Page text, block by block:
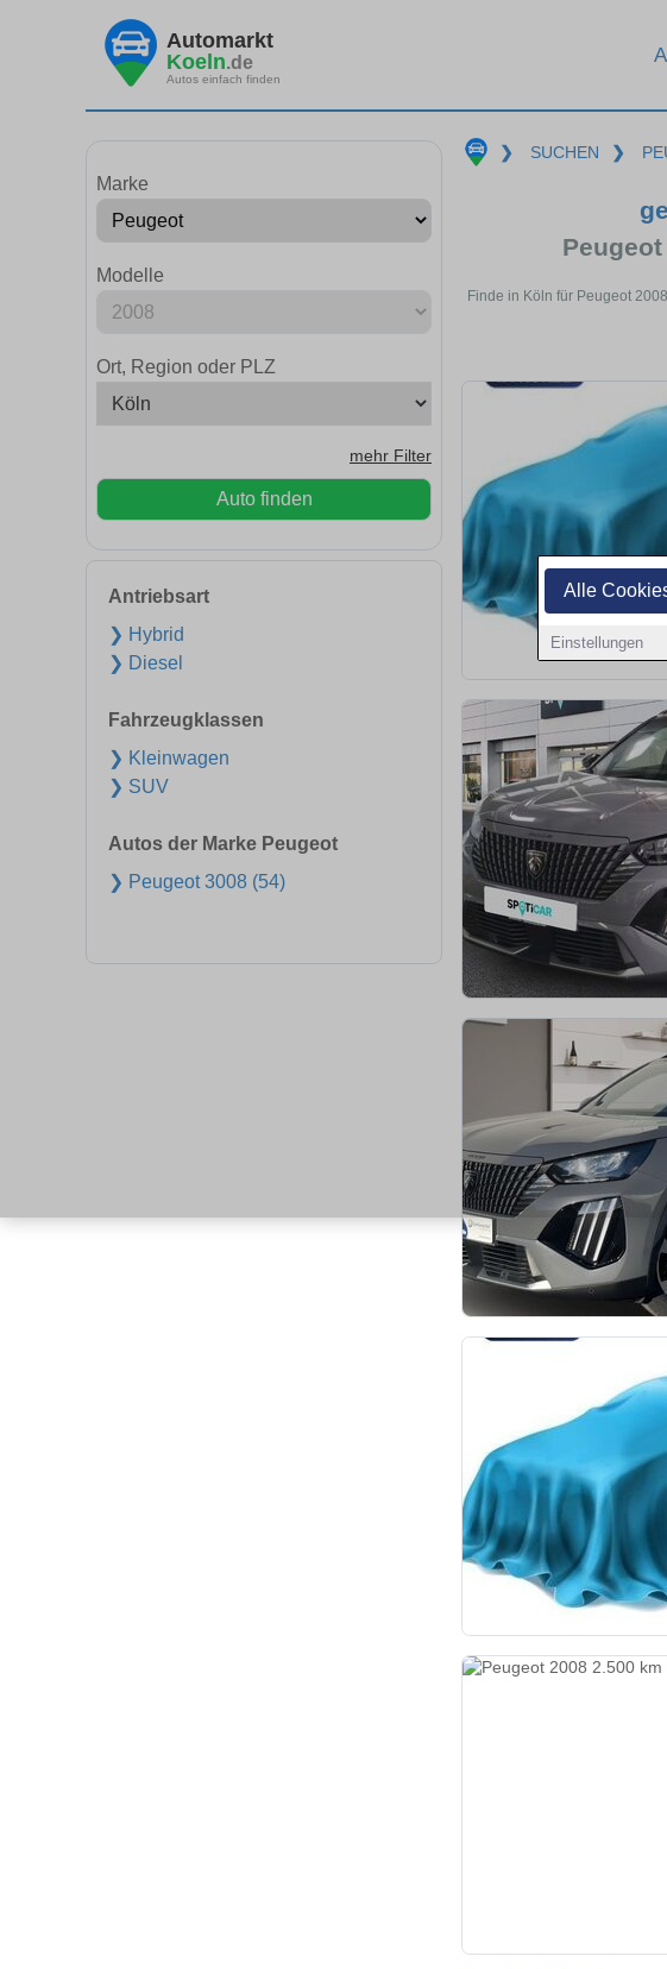
Alle
Einstellungen
Automarkt
Koeln.de
Autos einfach finden
Marke
Modelle
Ort, Region oder PLZ
mehr Filter
Auto finden
Antriebsart
❯ Hybrid
❯ Diesel
Fahrzeugklassen
❯ Kleinwagen
❯ SUV
Autos der Marke Peugeot
❯ Peugeot 3008 (54)
❯ SUCHEN ❯
Finde in Köln für Peugeot